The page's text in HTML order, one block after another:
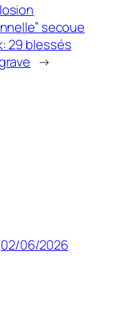
secoue
29 blessés
→
02/06/2026